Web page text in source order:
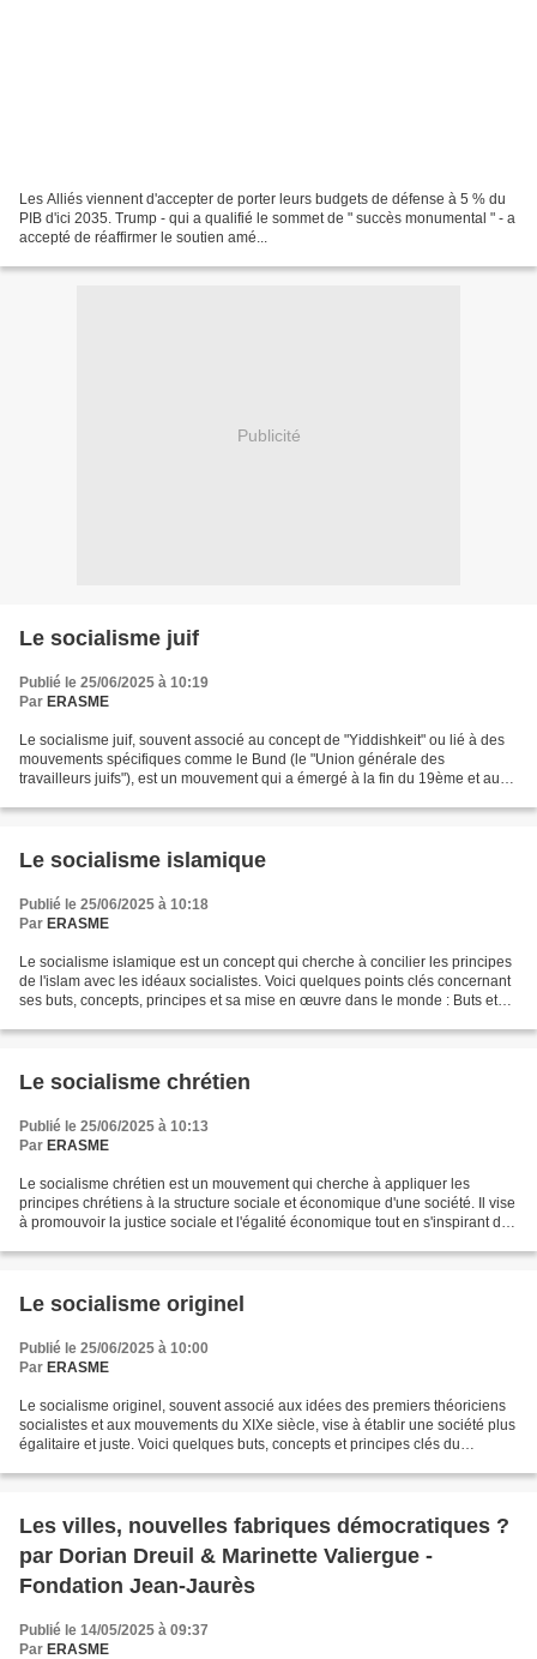
Les Alliés viennent d'accepter de porter leurs budgets de défense à 5 % du
PIB d'ici 2035. Trump - qui a qualifié le sommet de " succès monumental " - a
accepté de réaffirmer le soutien amé...
Publicité
Le socialisme juif
Publié le 25/06/2025 à 10:19
Par ERASME
Le socialisme juif, souvent associé au concept de "Yiddishkeit" ou lié à des
mouvements spécifiques comme le Bund (le "Union générale des
travailleurs juifs"), est un mouvement qui a émergé à la fin du 19ème et au
Le socialisme islamique
Publié le 25/06/2025 à 10:18
Par ERASME
Le socialisme islamique est un concept qui cherche à concilier les principes
de l'islam avec les idéaux socialistes. Voici quelques points clés concernant
ses buts, concepts, principes et sa mise en œuvre dans le monde : Buts et
Le socialisme chrétien
Publié le 25/06/2025 à 10:13
Par ERASME
Le socialisme chrétien est un mouvement qui cherche à appliquer les
principes chrétiens à la structure sociale et économique d'une société. Il vise
à promouvoir la justice sociale et l'égalité économique tout en s'inspirant des
Le socialisme originel
Publié le 25/06/2025 à 10:00
Par ERASME
Le socialisme originel, souvent associé aux idées des premiers théoriciens
socialistes et aux mouvements du XIXe siècle, vise à établir une société plus
égalitaire et juste. Voici quelques buts, concepts et principes clés du
Les villes, nouvelles fabriques démocratiques ?
par Dorian Dreuil & Marinette Valiergue -
Fondation Jean-Jaurès
Publié le 14/05/2025 à 09:37
Par ERASME